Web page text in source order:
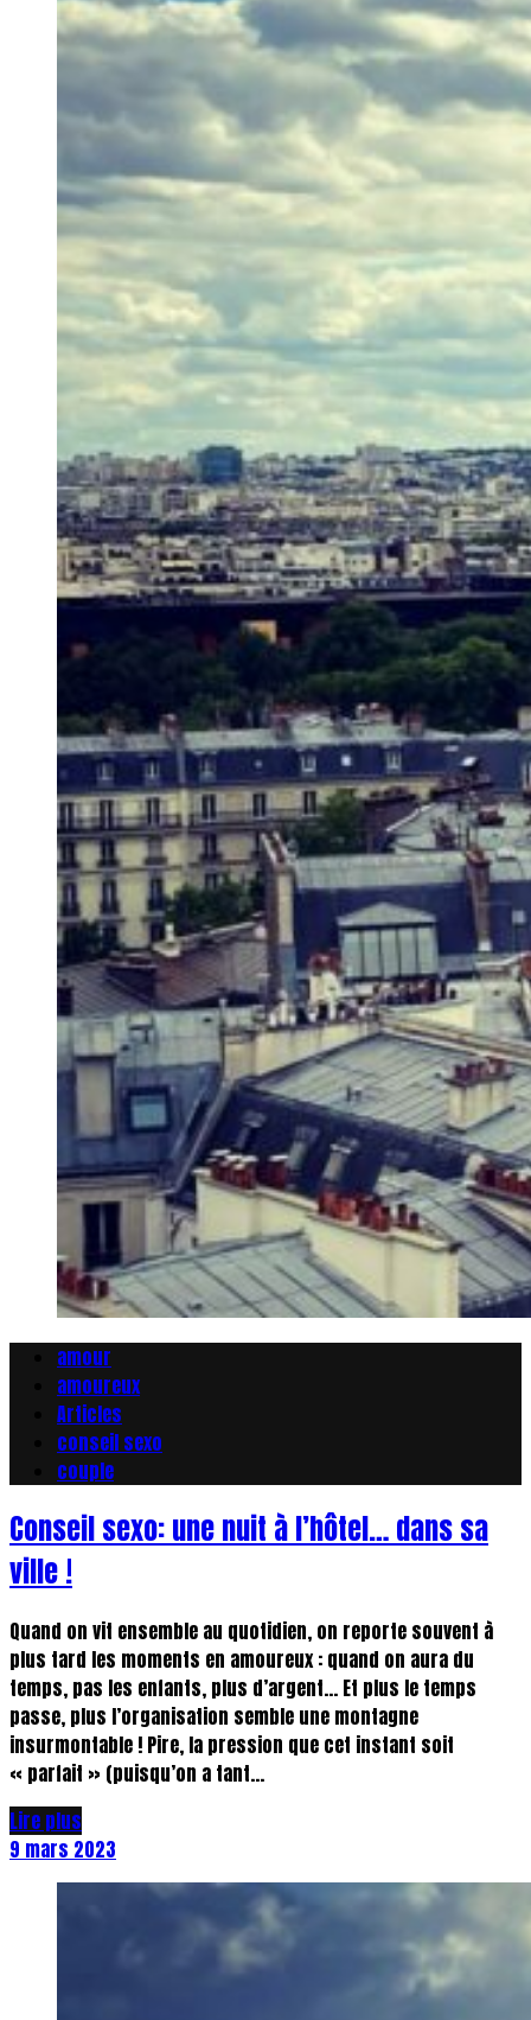
amour
amoureux
Articles
conseil sexo
couple
Conseil sexo: une nuit à l’hôtel… dans sa
ville !
Quand on vit ensemble au quotidien, on reporte souvent à
plus tard les moments en amoureux : quand on aura du
temps, pas les enfants, plus d’argent… Et plus le temps
passe, plus l’organisation semble une montagne
insurmontable ! Pire, la pression que cet instant soit
« parfait » (puisqu’on a tant...
Lire plus
9 mars 2023